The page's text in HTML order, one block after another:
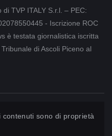
TVP ITALY S.r.l. – PEC:
- Iscrizione ROC
è testata giornalistica iscritta
di Ascoli Piceno al
sono di proprietà